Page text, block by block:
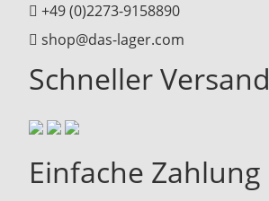
+49 (0)2273-9158890
shop@das-lager.com
Schneller Versand
Einfache Zahlung